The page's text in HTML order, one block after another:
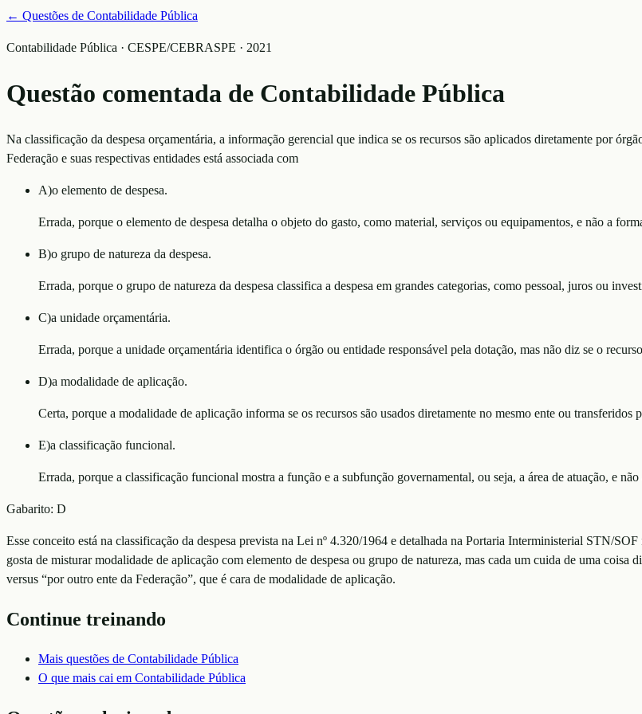
← Questões de Contabilidade Pública
Contabilidade Pública · CESPE/CEBRASPE · 2021
Questão comentada de Contabilidade Pública
Na classificação da despesa orçamentária, a informação gerencial que indica se os recursos são aplicados diretamente por
Federação e suas respectivas entidades está associada com
A)o elemento de despesa.
Errada, porque o elemento de despesa detalha o objeto do gasto, como material, serviços ou equipamentos, e não a
B)o grupo de natureza da despesa.
Errada, porque o grupo de natureza da despesa classifica a despesa em grandes categorias, como pessoal, juros ou
C)a unidade orçamentária.
Errada, porque a unidade orçamentária identifica o órgão ou entidade responsável pela dotação, mas não diz se o
D)a modalidade de aplicação.
Certa, porque a modalidade de aplicação informa se os recursos são usados diretamente no mesmo ente ou transferidos
E)a classificação funcional.
Errada, porque a classificação funcional mostra a função e a subfunção governamental, ou seja, a área de atuação, e
Gabarito: D
Esse conceito está na classificação da despesa prevista na Lei nº 4.320/1964 e detalhada na Portaria Interministerial STN/
gosta de misturar modalidade de aplicação com elemento de despesa ou grupo de natureza, mas cada um cuida de uma
versus “por outro ente da Federação”, que é cara de modalidade de aplicação.
Continue treinando
Mais questões de Contabilidade Pública
O que mais cai em Contabilidade Pública